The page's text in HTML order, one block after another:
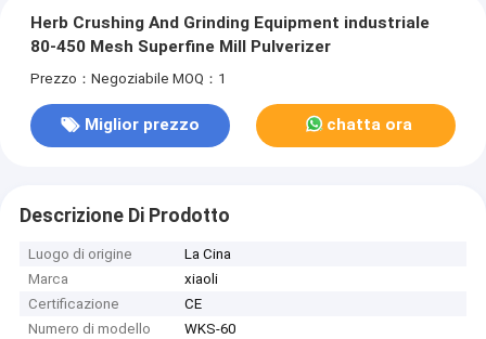
Herb Crushing And Grinding Equipment industriale
80-450 Mesh Superfine Mill Pulverizer
Prezzo：Negoziabile MOQ：1
Miglior prezzo chatta ora
Descrizione Di Prodotto
Luogo di origine
La Cina
Marca
xiaoli
Certificazione
CE
Numero di modello
WKS-60